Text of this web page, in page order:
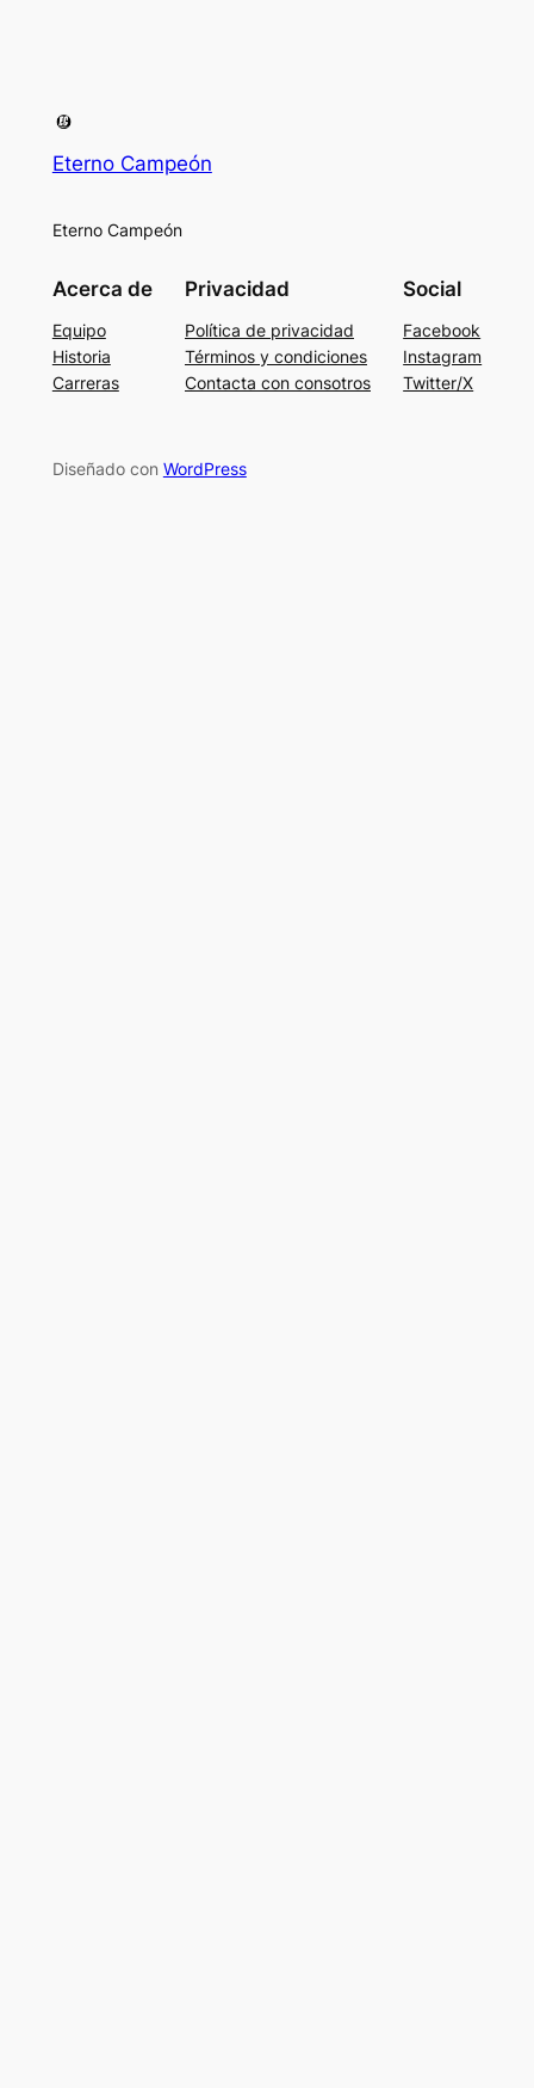
Eterno Campeón
Eterno Campeón
Acerca de
Equipo
Historia
Carreras
Privacidad
Política de privacidad
Términos y condiciones
Contacta con consotros
Social
Facebook
Instagram
Twitter/X
Diseñado con WordPress